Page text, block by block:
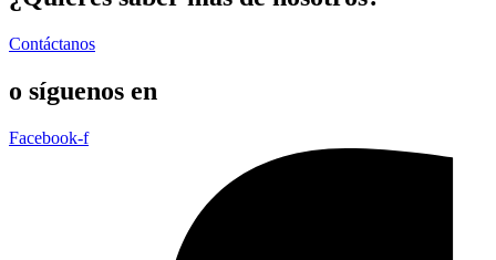
Contáctanos
o síguenos en
Facebook-f